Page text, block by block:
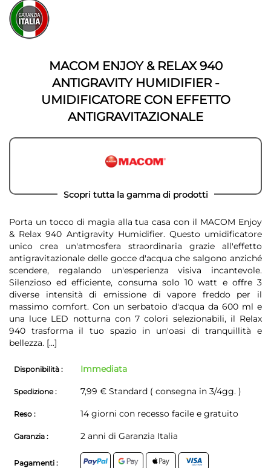
fine
della
galleria
Vai
all'inizio
della
galleria
MACOM ENJOY & RELAX 940
ANTIGRAVITY HUMIDIFIER -
UMIDIFICATORE CON EFFETTO
ANTIGRAVITAZIONALE
Scopri tutta la gamma di prodotti
Porta un tocco di magia alla tua casa con il MACOM Enjoy
& Relax 940 Antigravity Humidifier. Questo umidificatore
unico crea un'atmosfera straordinaria grazie all'effetto
antigravitazionale delle gocce d'acqua che salgono anziché
scendere, regalando un'esperienza visiva incantevole.
Silenzioso ed efficiente, consuma solo 10 watt e offre 3
diverse intensità di emissione di vapore freddo per il
massimo comfort. Con un serbatoio d'acqua da 600 ml e
una luce LED notturna con 7 colori selezionabili, il Relax
940 trasforma il tuo spazio in un'oasi di tranquillità e
bellezza. [...]
Disponibilità : Immediata
Spedizione : 7,99 € Standard ( consegna in 3/4gg. )
Reso : 14 giorni con recesso facile e gratuito
Garanzia : 2 anni di Garanzia Italia
Pagamenti :